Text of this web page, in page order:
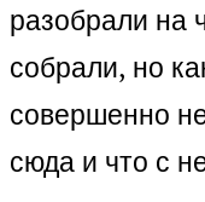
разобрали на
собрали, но
совершенно
сюда и что с